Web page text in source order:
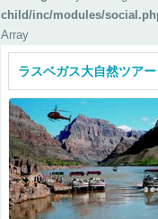
child/inc/modules/
Array
ラスベガス大自然ツア